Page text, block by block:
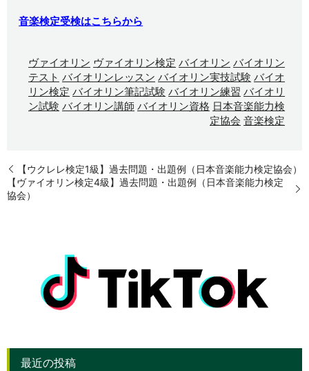
音楽検定受検はこちらから
ヴァイオリン ヴァイオリン検定 バイオリン バイオリン
テスト バイオリンレッスン バイオリン実技試験 バイオ
リン検定 バイオリン筆記試験 バイオリン練習 バイオリ
ン試験 バイオリン講師 バイオリン資格 日本音楽能力検
定協会 音楽検定
【ウクレレ検定1級】過去問題・出題例（日本音楽能力検定協会）
【ヴァイオリン検定4級】過去問題・出題例（日本音楽能力検定
協会）